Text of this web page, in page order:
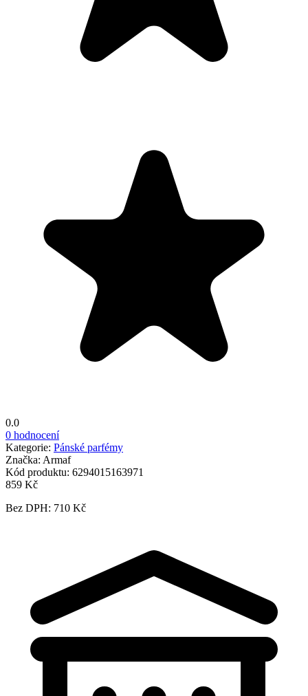
0.0
0 hodnocení
Kategorie: Pánské parfémy
Značka: Armaf
Kód produktu: 6294015163971
859 Kč
Bez DPH: 710 Kč